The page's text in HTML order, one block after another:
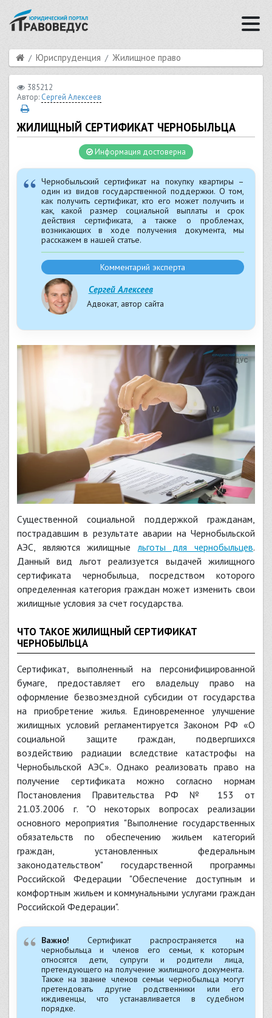
Юриспруденция Жилищное право
385212
Автор: Сергей Алексеев
ЖИЛИЩНЫЙ СЕРТИФИКАТ ЧЕРНОБЫЛЬЦА
Информация достоверна
Чернобыльский сертификат на покупку квартиры –
один из видов государственной поддержки. О том,
как получить сертификат, кто его может получить и
как, какой размер социальной выплаты и срок
действия сертификата, а также о проблемах,
возникающих в ходе получения документа, мы
расскажем в нашей статье.
Сергей Алексеев
Адвокат, автор сайта
Комментарий эксперта
Существенной социальной поддержкой гражданам,
пострадавшим в результате аварии на Чернобыльской
АЭС, являются жилищныельготы для чернобыльцев.
Данный вид льгот реализуется выдачей жилищного
сертификата чернобыльца, посредством которого
определенная категория граждан может изменить свои
жилищные условия за счет государства.
ЧТО ТАКОЕ ЖИЛИЩНЫЙ СЕРТИФИКАТ
ЧЕРНОБЫЛЬЦА
Сертификат, выполненный на персонифицированной
бумаге, предоставляет его владельцу право на
оформление безвозмездной субсидии от государства
на приобретение жилья. Единовременное улучшение
жилищных условий регламентируется Законом РФ «О
социальной защите граждан, подвергшихся
воздействию радиации вследствие катастрофы на
Чернобыльской АЭС». Однако реализовать право на
получение сертификата можно согласно нормам
Постановления Правительства РФ № 153 от
21.03.2006 г. "О некоторых вопросах реализации
основного мероприятия "Выполнение государственных
обязательств по обеспечению жильем категорий
граждан, установленных федеральным
законодательством" государственной программы
Российской Федерации "Обеспечение доступным и
комфортным жильем и коммунальными услугами граждан
Российской Федерации".
Важно! Сертификат распространяется на
чернобыльца и членов его семьи, к которым
относятся дети, супруги и родители лица,
претендующего на получение жилищного документа.
Также на звание членов семьи чернобыльца могут
претендовать другие родственники или его
иждивенцы, что устанавливается в судебном
порядке.